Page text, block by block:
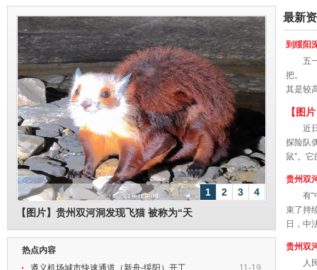
【图片】贵州双河洞发现飞猫 被称为“天
1 2 3 4
热点内容
11-19
遵义机场城市快速通道（新舟-绥阳）开工
最新
到绥阳
五一
把。
其是较
【图
近日
探险队
鼠”。
贵州双
有“中
束了持
日，中
贵州双
人民